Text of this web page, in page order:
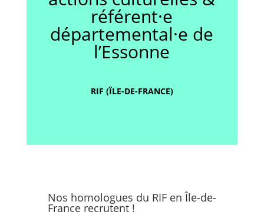
référent·e
départemental·e de
l’Essonne
RIF (ÎLE-DE-FRANCE)
Nos homologues du RIF en Île-de-
France recrutent !